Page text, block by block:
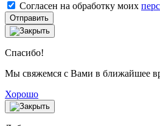
Согласен на обработку моих
Отправить
Спасибо!
Мы свяжемся с Вами в ближайшее
Хорошо